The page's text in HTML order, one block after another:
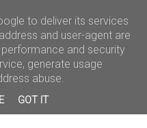
to deliver its services
and user-agent are
and security
generate usage
abuse.
GOT IT